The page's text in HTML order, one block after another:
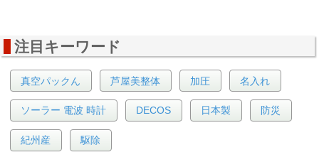
注目キーワード
真空パックん 芦屋美整体 加圧 名入れ
ソーラー 電波 時計 DECOS 日本製 防災
紀州産 駆除